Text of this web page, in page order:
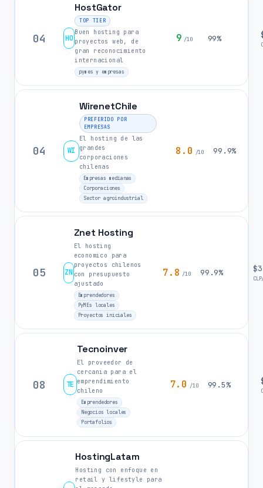
04 HO
HostGator
TOP TIER
Buen hosting para
proyectos web, de
gran reconocimiento
internacional
pymes y empresas
9 /10 99%
04 WI
WirenetChile
PREFERIDO POR
EMPRESAS
El hosting de las
grandes
corporaciones
chilenas
Empresas medianas
Corporaciones
Sector agroindustrial
8.0 /10 99.9%
05 ZN
Znet Hosting
El hosting
economico para
proyectos chilenos
con presupuesto
ajustado
Emprendedores
PyMEs locales
Proyectos iniciales
7.8 /10 99.9%
08 TE
Tecnoinver
El proveedor de
cercania para el
emprendimiento
chileno
Emprendedores
Negocios locales
Portafolios
7.0 /10 99.5%
HostingLatam
Hosting con enfoque en
retail y lifestyle para